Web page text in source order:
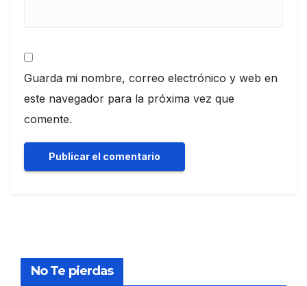
Guarda mi nombre, correo electrónico y web en
este navegador para la próxima vez que
comente.
No Te pierdas